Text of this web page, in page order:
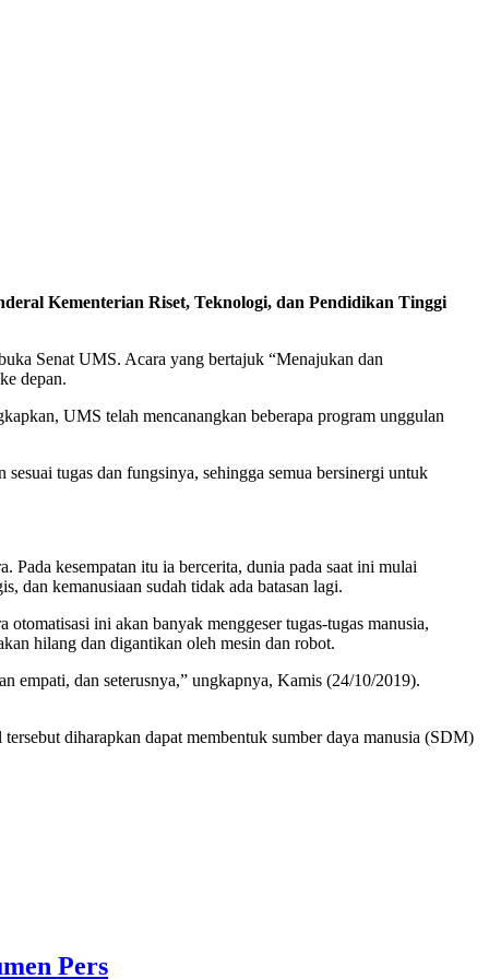
eral Kementerian Riset, Teknologi, dan Pendidikan Tinggi
Senat UMS. Acara yang bertajuk “Menajukan dan
depan.
UMS telah mencanangkan beberapa program unggulan
tugas dan fungsinya, sehingga semua bersinergi untuk
kesempatan itu ia bercerita, dunia pada saat ini mulai
dan kemanusiaan sudah tidak ada batasan lagi.
ini akan banyak menggeser tugas-tugas manusia,
hilang dan digantikan oleh mesin dan robot.
empati, dan seterusnya,” ungkapnya, Kamis (24/10/2019).
diharapkan dapat membentuk sumber daya manusia (SDM)
Pers